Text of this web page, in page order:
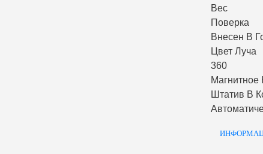
Вес
Поверка
Внесен В
Цвет Луча
360
Магнитное
Штатив В